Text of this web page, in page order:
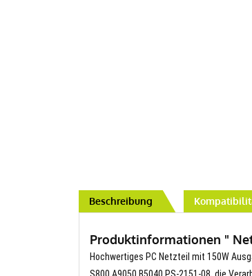
Beschreibung
Produktinformationen "
Hochwertiges PC Netzteil mit 150W
S800 A9050 B5040,PS-2151-08, die